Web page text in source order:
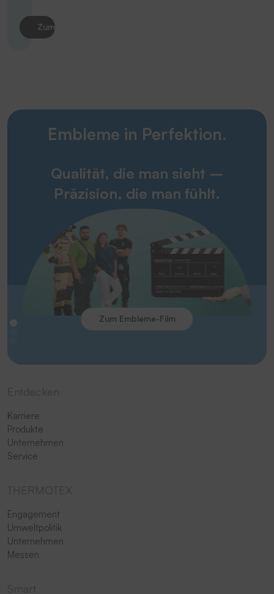
Zum Produkt
Embleme in Perfektion.
Qualität, die man sieht –
Präzision, die man fühlt.
Zum Embleme-Film
Karriere
Produkte
Unternehmen
Service
Engagement
Umweltpolitik
Unternehmen
Messen